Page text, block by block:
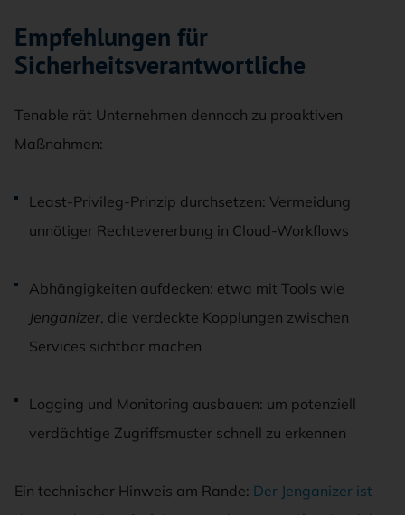
Empfehlungen für
Sicherheitsverantwortliche
Tenable rät Unternehmen dennoch zu proaktiven
Maßnahmen:
Least-Privileg-Prinzip durchsetzen: Vermeidung
unnötiger Rechtevererbung in Cloud-Workflows
Abhängigkeiten aufdecken: etwa mit Tools wie
Jenganizer, die verdeckte Kopplungen zwischen
Services sichtbar machen
Logging und Monitoring ausbauen: um potenziell
verdächtige Zugriffsmuster schnell zu erkennen
Ein technischer Hinweis am Rande: Der Jenganizer ist